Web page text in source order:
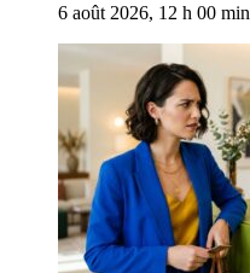
6 août 2026, 12 h 00 min